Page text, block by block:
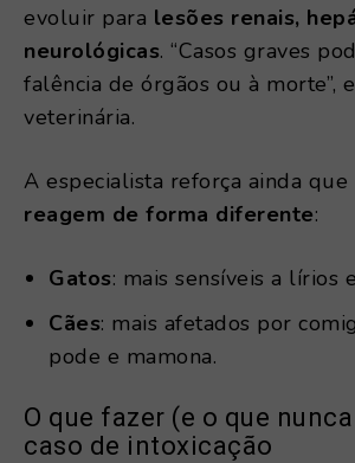
evoluir para lesões renais,
neurológicas. “Casos graves
falência de órgãos ou à morte”,
veterinária.
A especialista reforça ainda que
reagem de forma diferente:
Gatos: mais sensíveis a lírios
Cães: mais afetados por
pode e mamona.
O que fazer (e o que
caso de intoxicação